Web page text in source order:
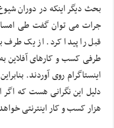
بحث دیگر اینکه در دوران
قبل را پیدا کرد. از یک طرف
طرفی کسب و کارهای آفلاین
اینستاگرام روی آوردند.
هزار کسب و کار اینترنتی